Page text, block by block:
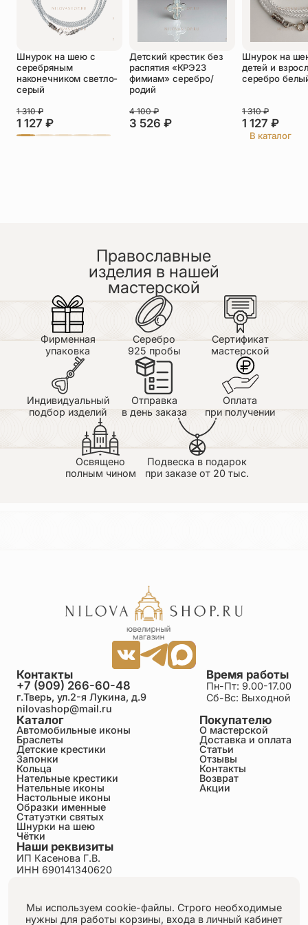
Подтверждаю свое согласие с
политикой конфиденциальности
согласие на обработку персональных
Ксения
Шнурок на шею с
серебряным
наконечником светло-
серый
1 127 ₽
1 310₽
Детский крестик без
распятия «КРЭ23
фимиам» серебро/
родий
3 526 ₽
4 100₽
Шнурок на
детей и
серебро
1 127 ₽
1 310₽
В каталог
Православные
изделия в нашей
мастерской
Фирменная
упаковка
Серебро
925 пробы
Сертификат
мастерской
Индивидуальный
подбор изделий
Отправка
в день заказа
Оплата
при получении
Освящено
полным чином
Подвеска в подарок
при заказе от 20 тыс.
Каталог
Автомобильные иконы
Браслеты
Детские крестики
Запонки
Кольца
Нательные крестики
Нательные иконы
Настольные иконы
Образки именные
Статуэтки святых
Шнурки на шею
Чётки
Покупателю
О мастерской
Доставка и оплата
Статьи
Отзывы
Контакты
Возврат
Акции
Время работы
Пн-Пт: 9.00-17.00
Сб-Вс: Выходной
Контакты
+7 (909) 266-60-48
г.Тверь, ул.2-я Лукина, д.9
nilovashop@mail.ru
Наши реквизиты
ИП Касенова Г.В.
ИНН 690141340620
Пользовательское соглашение
Публичная оферта
Мы используем cookie-файлы. Строго необходимые
нужны для работы корзины, входа в личный кабинет